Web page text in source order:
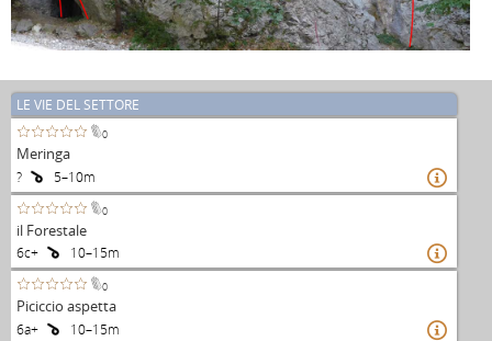
LE VIE DEL SETTORE
0
Meringa
? 5–10m 
0
il Forestale
6c+ 10–15m 
0
Piciccio aspetta
6a+ 10–15m 